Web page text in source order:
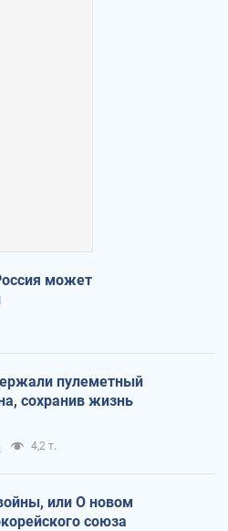
может
пулеметный
сохранив жизнь
4,2 т.
или О новом
союза